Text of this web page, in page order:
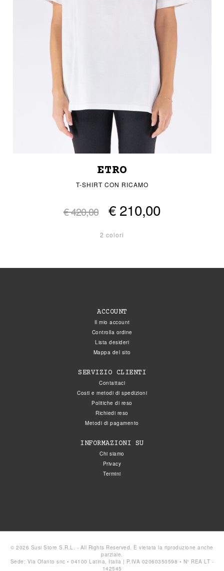
ETRO
T-SHIRT CON RICAMO
€ 420,00 € 210,00
2 colori
ACCOUNT
Il mio account
Controlla ordine
Lista desideri
Mappa del sito
SERVIZIO CLIENTI
Contattaci
Costi e metodi di spedizioni
Politiche di reso
Richiedi reso
Metodi di pagamento
INFORMAZIONI SU
Chi siamo
Privacy
Termini
© 2026 Susi Store S.R.L. - All Rights Reserved. È vietata la riproduzione anche
parziale.
Sede: Via Ofanto snc • 04100 Latina, Italia | P.IVA 02060350598 • N° REA LT -
142545